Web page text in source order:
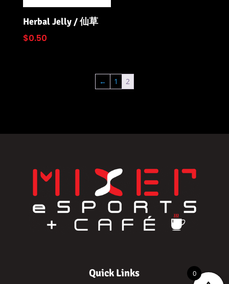
Herbal Jelly / 仙草
$0.50
← 1 2
Quick Links 0